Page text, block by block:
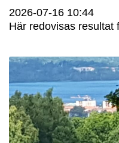
2026-07-16 10:44
Här redovisas resultat